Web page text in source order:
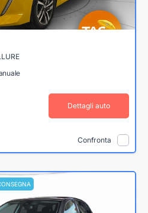
Dettagli auto
Confronta